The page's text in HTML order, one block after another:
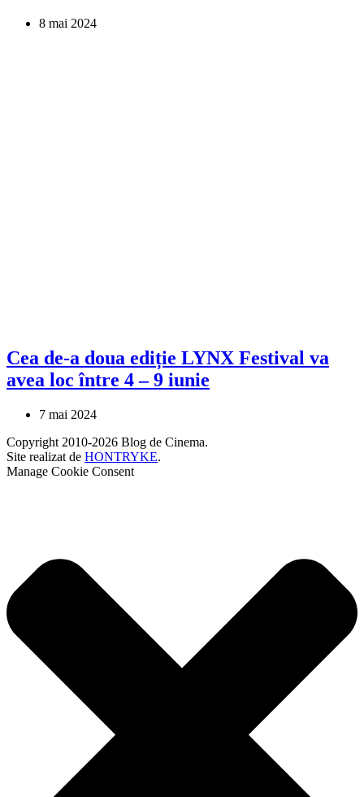
8 mai 2024
Cea de-a doua ediție LYNX Festival va
avea loc între 4 – 9 iunie
7 mai 2024
Copyright 2010-2026 Blog de Cinema.
Site realizat de HONTRYKE.
Manage Cookie Consent